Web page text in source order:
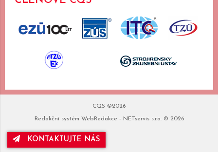
KONTAKTUJTE NÁS
CQS ©2026
Redakční systém WebRedakce - NETservis s.r.o.© 2026